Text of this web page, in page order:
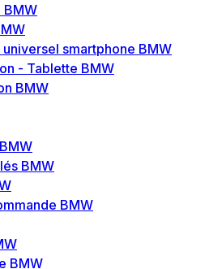
BMW
smartphone BMW
- Tablette BMW
BMW
BMW
BMW
BMW